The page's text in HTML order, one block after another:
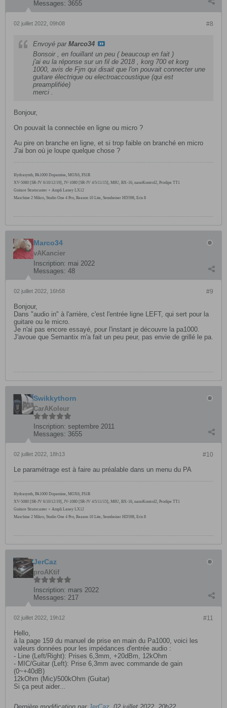
Messages: 3655
#8
02 juillet 2022, 09h08
Envoyé par Marco34
Bonsoir , en fouillant un peu ( beaucoup en fait )
j'ai eu la réponse sur un fil de 2018 , korg 700 et korg
1000, avis de Fjm qui disait que l'on pouvait connecter une
guitare électrique ou electroaccoustique (qui est
preamplifiée)
merci .
Bonjour,
On pouvait la connectée en ligne ou micro ?
Au pire on branche en ligne, et si trop faible on branché en micro
J'ai bon où je loupe quelque chose ?
Hydrasynth, PA1000 Dopamine, MOX6, FS1R
XV-5080 [SR-JV 6/10/12/19], JV-1080 [SR-JV 4/5/11/15], M8U, BX-16, nanoKontrol2, Prodipe TT1
Guitare Stratocaster + Ampli Laney LX12
Maschine 2 Mikro, Studio One 4 Pro, Reason 10 Lite, Sennheiser HD598, Eris 8
Marco34
vAKancier
Inscription: mai 2022
Messages: 48
#9
02 juillet 2022, 16h58
Bonjour,
Dans "audio in" à l'arrière, c'est l'entrée ligne LEFT, qui sert pour la
guitare ou le micro.
Je n'ai pas encore essayé, pour l'instant je découvre la pa1000.
J'avoue que Semantix m'a fait un peu peur, pas envie de grillé le pa.
Swikkythorn
CarAKoleur
Inscription: septembre 2011
Messages: 3655
#10
02 juillet 2022, 18h13
Le paramétrage est à faire au préalable dans un menu du PA
Hydrasynth, PA1000 Dopamine, MOX6, FS1R
XV-5080 [SR-JV 6/10/12/19], JV-1080 [SR-JV 4/5/11/15], M8U, BX-16, nanoKontrol2, Prodipe TT1
Guitare Stratocaster + Ampli Laney LX12
Maschine 2 Mikro, Studio One 4 Pro, Reason 10 Lite, Sennheiser HD598, Eris 8
JerCaz
proAKtif
Inscription: mars 2022
Messages: 217
#11
02 juillet 2022, 19h12
Hello,
à la page 159 du manuel de prise en main du Pa1000, voici les
valeurs données pour les impédances d'entrée audio :
- Line (Left/Right): Prises 6,3mm, +20dBm, 12kOhm
- MIC/Guitar (Left): Prise 6,3mm avec commande de gain
(0~+40dB)
12kOhm (Mic)/500kOhm (Guitar)
Si ça peut aider...